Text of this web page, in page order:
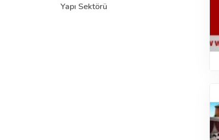
Yapı Sektörü